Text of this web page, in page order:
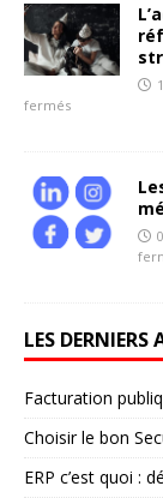
fermés
LES DERNIERS
Facturation
Choisir le bon
ERP c’est quoi :